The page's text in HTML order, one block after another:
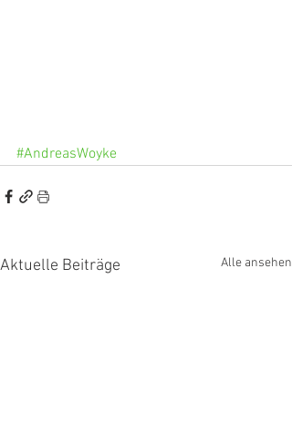
#AndreasWoyke
Aktuelle Beiträge Alle ansehen